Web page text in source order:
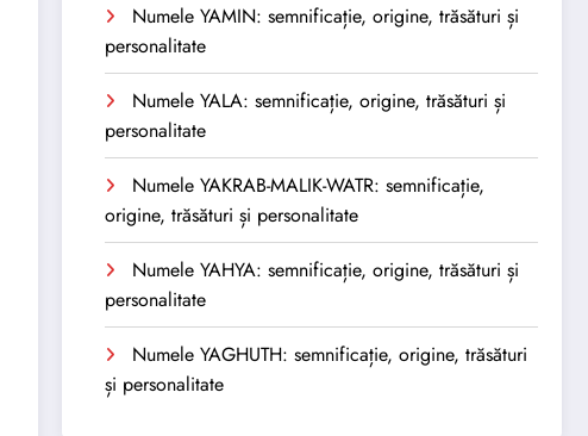
Numele YAMIN: semnificație, origine, trăsături și
personalitate
Numele YALA: semnificație, origine, trăsături și
personalitate
Numele YAKRAB-MALIK-WATR: semnificație,
origine, trăsături și personalitate
Numele YAHYA: semnificație, origine, trăsături și
personalitate
Numele YAGHUTH: semnificație, origine, trăsături
și personalitate